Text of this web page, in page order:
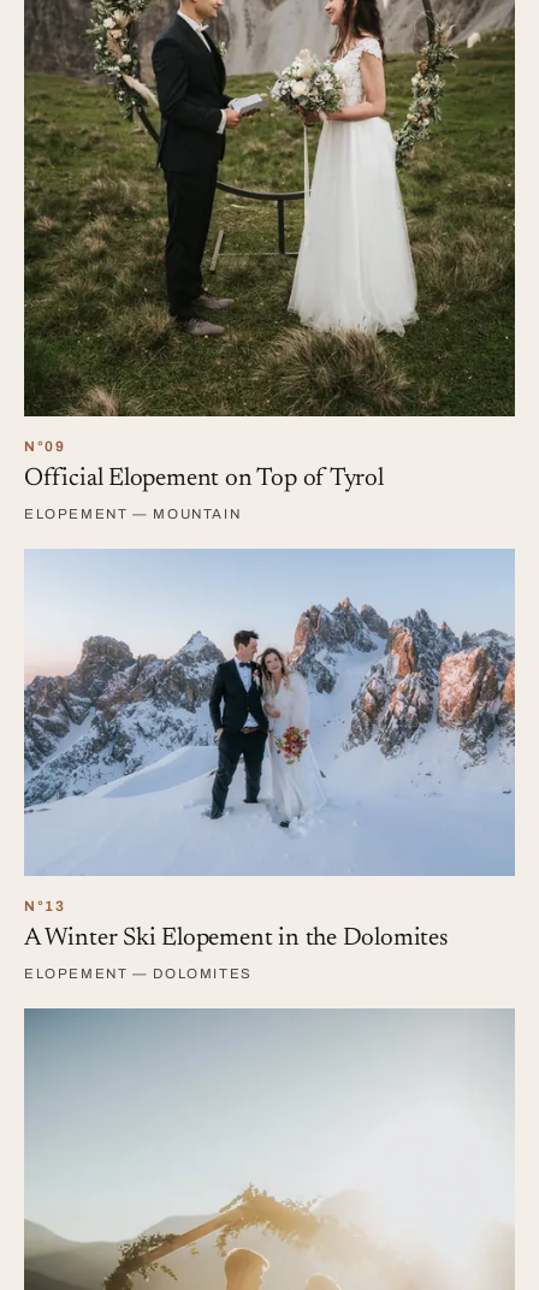
N°09
Official Elopement on Top of Tyrol
ELOPEMENT — MOUNTAIN
N°13
A Winter Ski Elopement in the Dolomites
ELOPEMENT — DOLOMITES